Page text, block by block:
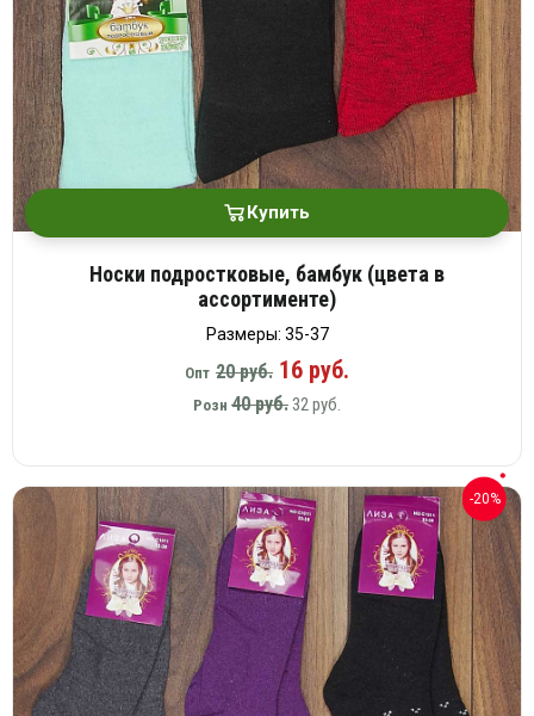
Купить
Носки подростковые, бамбук (цвета в
ассортименте)
Размеры: 35-37
Опт 20 руб. 16 руб.
Розн 40 руб.32 руб.
-20%